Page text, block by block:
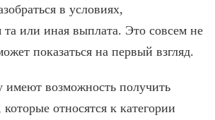
в условиях,
та или иная выплата. Это совсем не
показаться на первый взгляд.
имеют возможность получить
относятся к категории